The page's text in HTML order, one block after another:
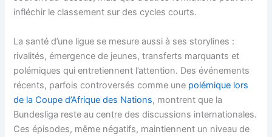
infléchir le classement sur des cycles courts.
La santé d’une ligue se mesure aussi à ses storylines :
rivalités, émergence de jeunes, transferts marquants et
polémiques qui entretiennent l’attention. Des événements
récents, parfois controversés comme une polémique lors
de la Coupe d’Afrique des Nations, montrent que la
Bundesliga reste au centre des discussions internationales.
Ces épisodes, même négatifs, maintiennent un niveau de